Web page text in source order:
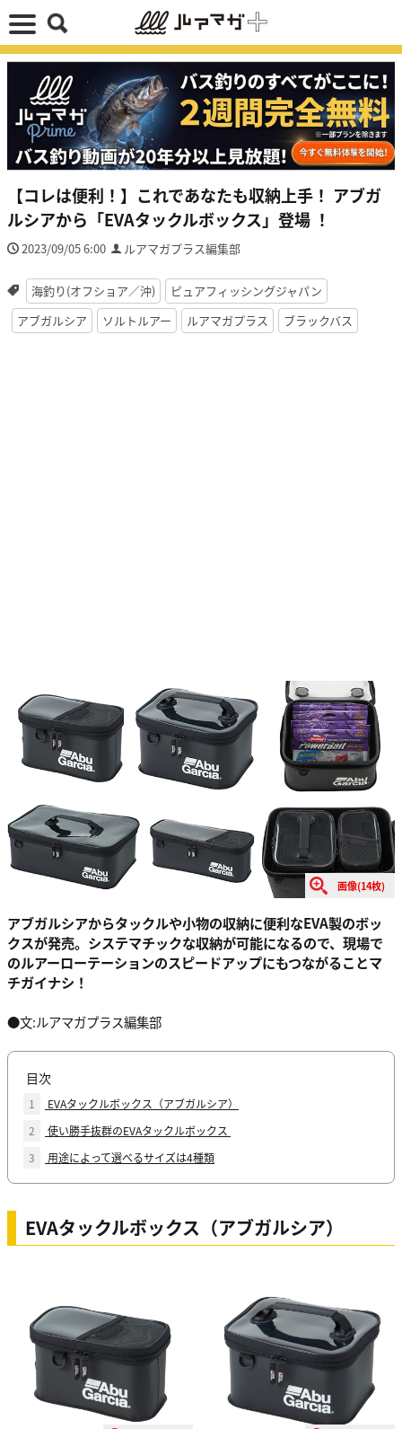
【コレは便利！】これであなたも収納上手！ アブガ
ルシアから「EVAタックルボックス」登場 ！
2023/09/05 6:00 ルアマガプラス編集部
海釣り(オフショア／沖)
ピュアフィッシングジャパン
アブガルシア
ソルトルアー ルアマガプラス ブラックバス
画像(14枚)
アブガルシアからタックルや小物の収納に便利なEVA製のボッ
クスが発売。システマチックな収納が可能になるので、現場で
のルアーローテーションのスピードアップにもつながることマ
チガイナシ！
●文:ルアマガプラス編集部
目次
1
EVAタックルボックス（アブガルシア）
2
使い勝手抜群のEVAタックルボックス
3
用途によって選べるサイズは4種類
EVAタックルボックス（アブガルシア）